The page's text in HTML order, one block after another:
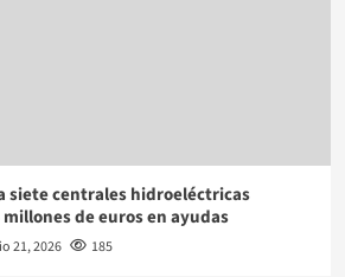
siete centrales hidroeléctricas
de euros en ayudas
21, 2026 185